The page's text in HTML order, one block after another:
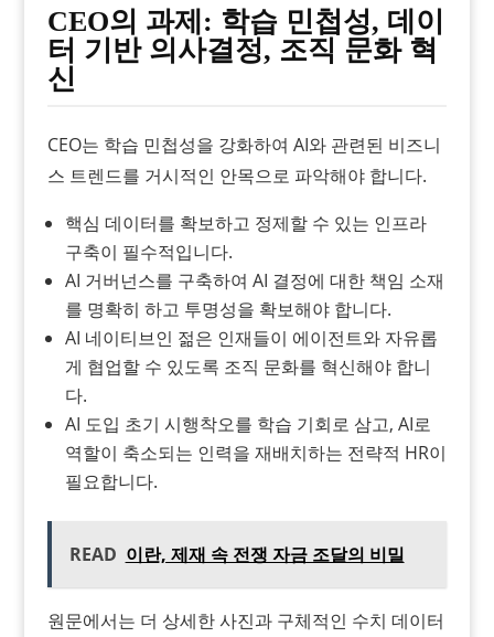
CEO의 과제: 학습 민첩성, 데이
터 기반 의사결정, 조직 문화 혁
신
CEO는 학습 민첩성을 강화하여 AI와 관련된 비즈니
스 트렌드를 거시적인 안목으로 파악해야 합니다.
핵심 데이터를 확보하고 정제할 수 있는 인프라
구축이 필수적입니다.
AI 거버넌스를 구축하여 AI 결정에 대한 책임 소재
를 명확히 하고 투명성을 확보해야 합니다.
AI 네이티브인 젊은 인재들이 에이전트와 자유롭
게 협업할 수 있도록 조직 문화를 혁신해야 합니
다.
AI 도입 초기 시행착오를 학습 기회로 삼고, AI로
역할이 축소되는 인력을 재배치하는 전략적 HR이
필요합니다.
READ 이란, 제재 속 전쟁 자금 조달의 비밀
원문에서는 더 상세한 사진과 구체적인 수치 데이터